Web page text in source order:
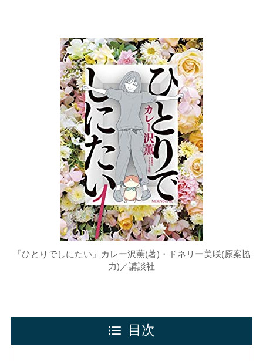
『ひとりでしにたい』カレー沢薫(著)・ドネリー美咲(原案協
力)／講談社
目次